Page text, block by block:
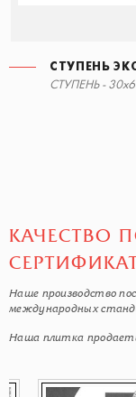
СТУПЕНЬ
СТУПЕНЬ -
СТУПЕНЬ
30x60
КАЧЕСТВО
Наше производство
международных
Наша плитка